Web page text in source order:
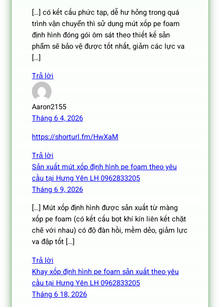
[…] có kết cấu phức tạp, dễ hư hỏng trong quá
trình vận chuyển thì sử dụng mút xốp pe foam
định hình đóng gói ôm sát theo thiết kế sản
phẩm sẽ bảo vệ được tốt nhất, giảm các lực va
[…]
Trả lời
Aaron2155
Tháng 6 4, 2026
https://shorturl.fm/HwXaM
Trả lời
Sản xuất mút xốp định hình pe foam theo yêu
cầu tại Hưng Yên LH 0962833205
Tháng 6 9, 2026
[…] Mút xốp định hình được sản xuất từ màng
xốp pe foam (có kết cấu bọt khí kín liên kết chặt
chẽ với nhau) có độ đàn hồi, mềm dẻo, giảm lực
va đập tốt […]
Trả lời
Khay xốp định hình pe foam sản xuất theo yêu
cầu tại Hưng Yên LH 0962833205
Tháng 6 18, 2026